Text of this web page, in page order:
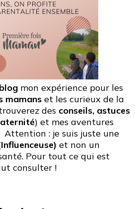
blog mon expérience pour les
mamans et les curieux de la
des conseils, astuces
) et mes aventures
: je suis juste une
et non un
Pour tout ce qui est
consulter !